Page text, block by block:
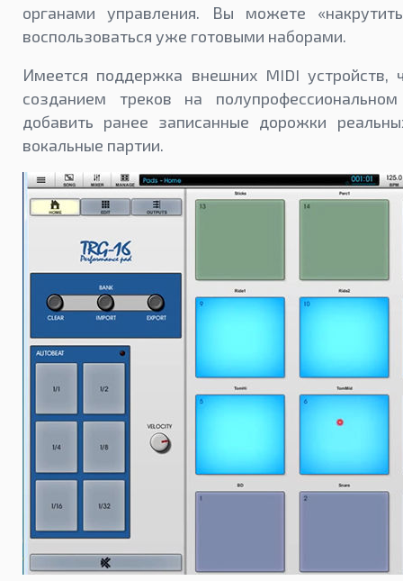
органами управления. Вы можете
воспользоваться уже готовыми наборами.
Имеется поддержка внешних MIDI устройств,
созданием треков на
добавить ранее записанные дорожки
вокальные партии.